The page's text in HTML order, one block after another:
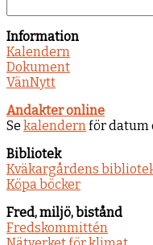
Information
Kalendern
Dokument
VänNytt
Andakter online
Se kalendernför datum
Bibliotek
Kväkargårdens
Köpa böcker
Fred, miljö, bistånd
Fredskommittén